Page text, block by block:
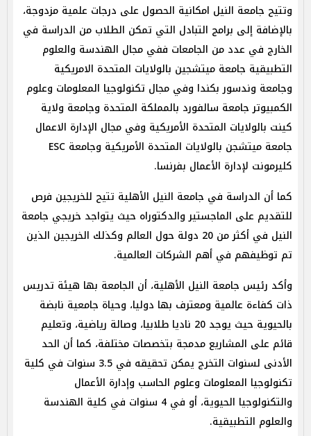
وتتيح جامعة النيل امكانية الحصول على درجات علمية مزدوجة،
بالإضافة إلى برامج التبادل التي تمكن الطلاب من الدراسة في
الخارج في عدد من الجامعات ففي مجال الهندسة والعلوم
التطبيقية جامعة ميتشجين بالولايات المتحدة الامريكية
وجامعة وندسور بكندا وفي مجال تكنولوجيا المعلومات وعلوم
الكمبيوتر جامعة سالفورد بالمملكة المتحدة وجامعة ولاية
كينت بالولايات المتحدة الأمريكية وفي مجال الإدارة الاعمال
جامعة ميتشجن بالولايات المتحدة الأمريكية وجامعة ESC
كليرمونت لإدارة الأعمال بفرنسا.
كما أن الدراسة في جامعة النيل الأهلية تتيح للخريجين فرص
للتقديم على الماجستير والدكتوراه حيث يتواجد خريجي جامعة
النيل في أكثر من 20 دولة حول العالم وكذلك الخريجين الذين
تم توظيفهم في أهم الشركات العالمية.
وأكد رئيس جامعة النيل الأهلية، أن الجامعة بها هيئة تدريس
ذات كفاءة عالمية ومعترف بها دوليا، وحياة جامعية نابضة
بالحيوية حيث يوجد 20 ناديا طلابيا، وصالة رياضية، وتعليم
قائم على المشاريع مدمجة بتخصصات مختلفة، كما أن الحد
الأدنى لسنوات التخرج يمكن تحقيقه في 3.5 سنوات في كلية
تكنولوجيا المعلومات وعلوم الحاسب وإدارة الأعمال
والتكنولوجيا الحيوية، أو في 4 سنوات في كلية الهندسة
والعلوم التطبيقية.